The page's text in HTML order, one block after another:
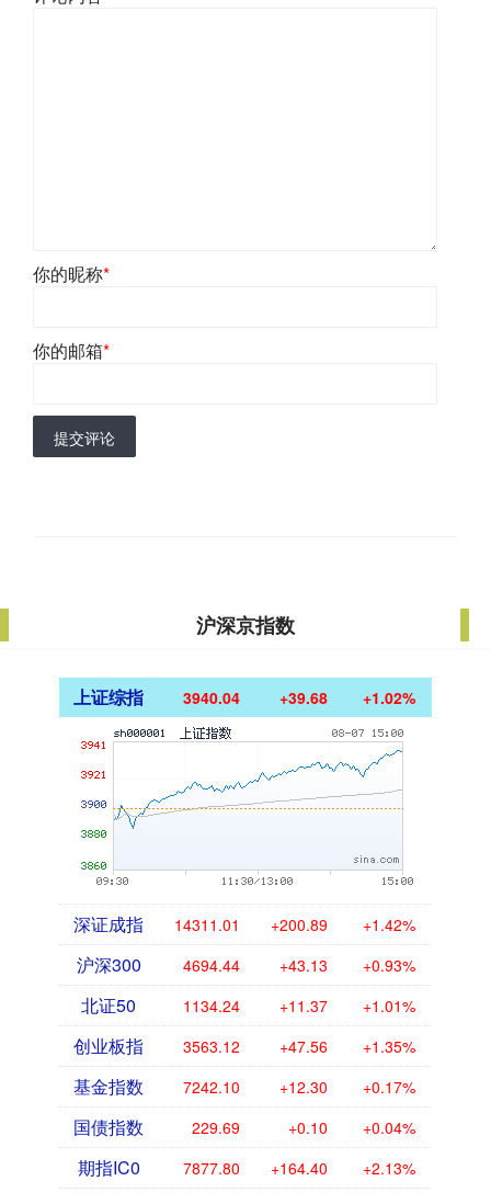
你的昵称*
你的邮箱*
提交评论
沪深京指数
上证综指 3940.04 +39.68 +1.02%
深证成指 14311.01 +200.89 +1.42%
沪深300 4694.44 +43.13 +0.93%
北证50 1134.24 +11.37 +1.01%
创业板指 3563.12 +47.56 +1.35%
基金指数 7242.10 +12.30 +0.17%
国债指数 229.69 +0.10 +0.04%
期指IC0 7877.80 +164.40 +2.13%